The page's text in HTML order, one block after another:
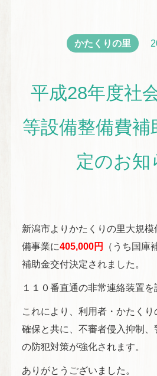
かたくりの里
平成28年度社
等設備整備費補
定のお知
新潟市よりかたくりの里大規
備事業に405,000円
（うち国庫
補助金交付決定されました。
１１０番直通の非常連絡装置を
これにより、利用者・かたく
確保と共に、不審者侵入抑制、
の防犯対策が強化されます。
ありがとうございました。